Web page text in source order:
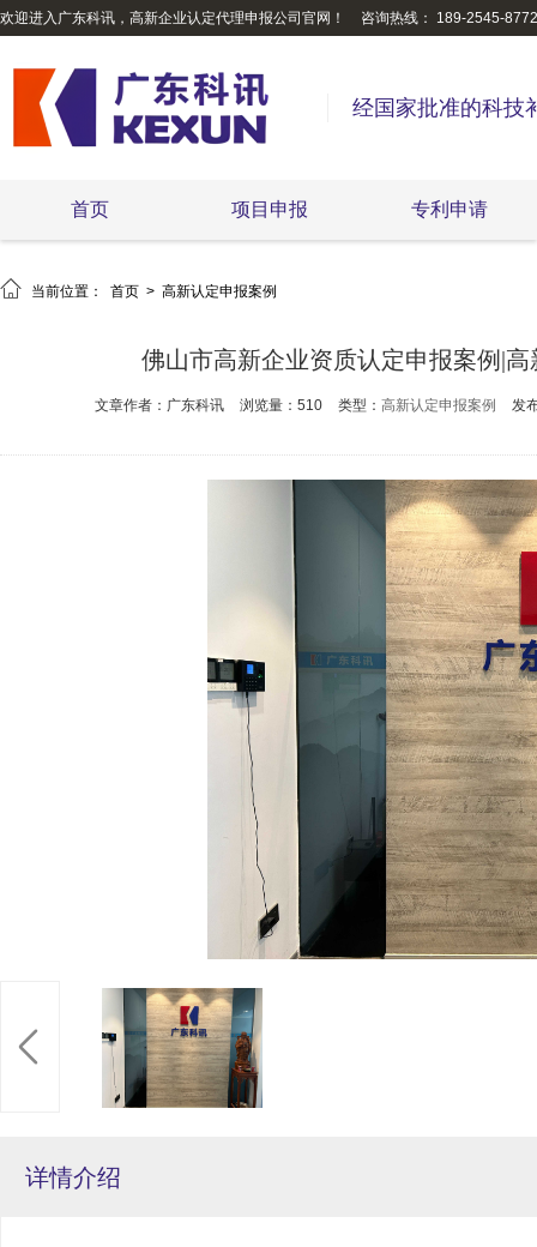
欢迎进入广东科讯，高新企业认定代理申报公司官网！ 咨询热线： 189-2545-8772
经国家批准的科技
首页 项目申报 专利申请
 当前位置： 首页 > 高新认定申报案例
佛山市高新企业资质认定申报案例|
文章作者：广东科讯 浏览量：510 类型： 高新认定申报案例 发
详情介绍